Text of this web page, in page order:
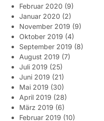
Februar 2020 (9)
Januar 2020 (2)
November 2019 (9)
Oktober 2019 (4)
September 2019 (8)
August 2019 (7)
Juli 2019 (25)
Juni 2019 (21)
Mai 2019 (30)
April 2019 (28)
März 2019 (6)
Februar 2019 (10)